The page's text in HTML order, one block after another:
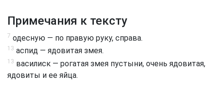
Примечания к тексту
7 одесную — по правую руку, справа.
13 аспид — ядовитая змея.
13 василиск — рогатая змея пустыни, очень ядовитая,
ядовиты и ее яйца.